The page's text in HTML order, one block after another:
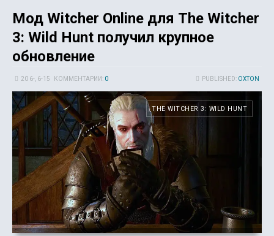
Мод Witcher Online для The Witcher
3: Wild Hunt получил крупное
обновление
PUBLISHED: OXTON
20 6-, 6-15 КОММЕНТАРИИ: 0
THE WITCHER 3: WILD HUNT